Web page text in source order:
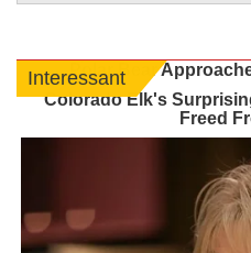
Interessant
Polar Bear
Colorado Elk's
Freed